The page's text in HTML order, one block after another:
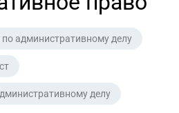
административному делу
делу